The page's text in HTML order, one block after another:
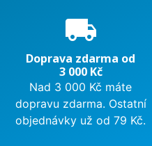
local_shipping
Doprava zdarma od
3 000 Kč
Nad 3 000 Kč máte
dopravu zdarma. Ostatní
objednávky už od 79 Kč.